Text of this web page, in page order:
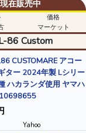
現在販売中
価格
マーケット
86 Custom
CUSTOMARE アコー
ター 2024年製 Lシリー
ハカランダ使用 ヤマハ
Yahoo